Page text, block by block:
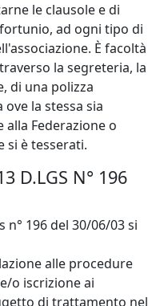
le clausole e di
ad ogni tipo di
È facoltà
la segreteria, la
di una polizza
la stessa sia
Federazione o
si è tesserati.
D.LGS N° 196
n° 196 del 30/06/03 si
alle procedure
o iscrizione ai
di trattamento nel